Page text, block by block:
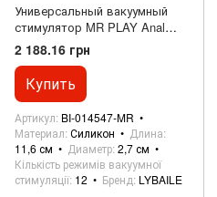
Универсальный вакуумный
стимулятор MR PLAY Anal
sucking, BI-014547-MR
2 188.16 грн
Купить
Артикул BI-014547-MR
Материал Силикон
Длина
11,6 см
Диаметр 2,7 см
Кількість режимів вакуумної
стимуляції 12 Бренд LYBAILE